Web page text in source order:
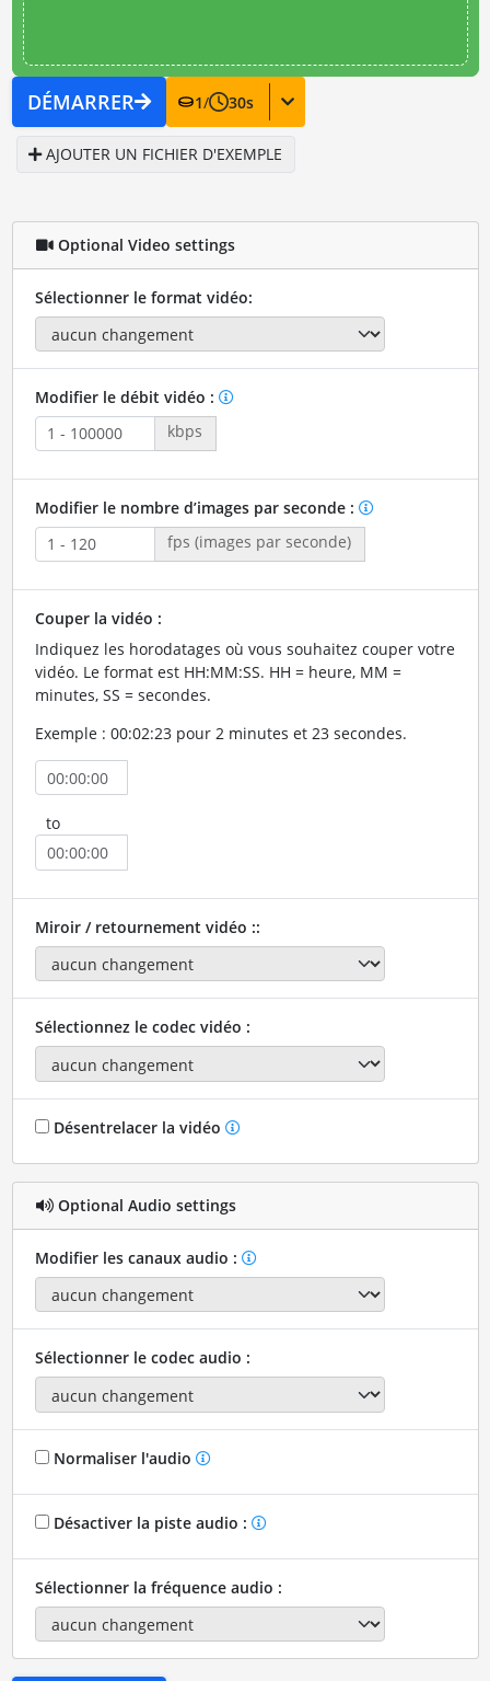
DÉMARRER 1/ 30s
AJOUTER UN FICHIER D'EXEMPLE
Optional Video settings
Sélectionner le format vidéo:
Modifier le débit vidéo :
kbps
Modifier le nombre d’images par seconde :
fps (images par seconde)
Couper la vidéo :
Indiquez les horodatages où vous souhaitez couper votre
vidéo. Le format est HH:MM:SS. HH = heure, MM =
minutes, SS = secondes.
Exemple : 00:02:23 pour 2 minutes et 23 secondes.
to
Miroir / retournement vidéo ::
Sélectionnez le codec vidéo :
Désentrelacer la vidéo
Optional Audio settings
Modifier les canaux audio :
Sélectionner le codec audio :
Normaliser l'audio
Désactiver la piste audio :
Sélectionner la fréquence audio :